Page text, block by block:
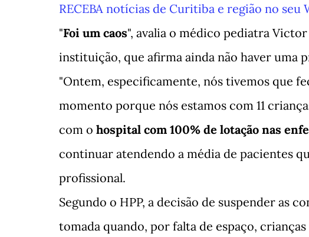
RECEBA notícias de Curitiba e região no seu
"Foi um caos", avalia o médico pediatra
instituição, que afirma ainda não haver uma
"Ontem, especificamente, nós tivemos que
momento porque nós estamos com 11
com o hospital com 100% de lotação nas
continuar atendendo a média de pacientes
profissional.
Segundo o HPP, a decisão de suspender as
tomada quando, por falta de espaço,